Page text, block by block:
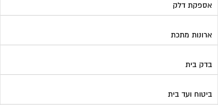
אספקת דלק
ארונות מתכת
בדק בית
ביטוח ועד בית